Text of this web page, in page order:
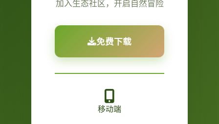
加入生态社区，开启自然冒险
免费下载
移动端